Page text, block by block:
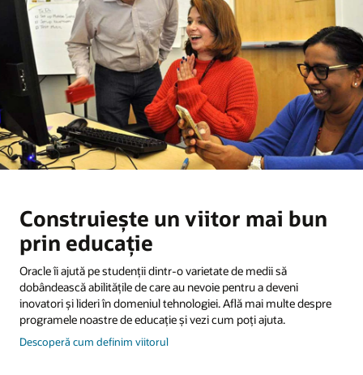
Construiește un viitor mai bun
prin educaţie
Oracle îi ajută pe studenţii dintr-o varietate de medii să
dobândească abilităţile de care au nevoie pentru a deveni
inovatori şi lideri în domeniul tehnologiei. Află mai multe despre
programele noastre de educaţie şi vezi cum poţi ajuta.
Descoperă cum definim viitoruldespre